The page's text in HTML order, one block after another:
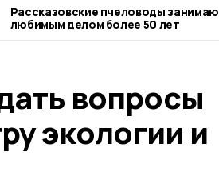
Рассказовские пчеловоды
любимым делом более 50 лет
вопросы
экологии и